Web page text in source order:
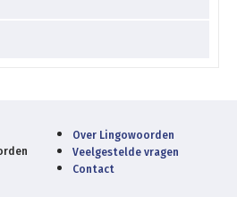
Over Lingowoorden
Veelgestelde vragen
Contact